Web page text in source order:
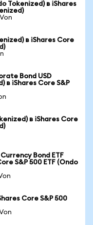
Tokenized) в iShares
в iShares Core
Bond USD
в iShares Core S&P
в iShares Core
Bond ETF
S&P 500 ETF (Ondo
Core S&P 500